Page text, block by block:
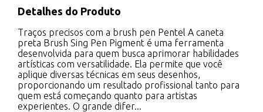
Detalhes do Produto
Traços precisos com a brush pen Pentel A caneta
preta Brush Sing Pen Pigment é uma ferramenta
desenvolvida para quem busca aprimorar habilidades
artísticas com versatilidade. Ela permite que você
aplique diversas técnicas em seus desenhos,
proporcionando um resultado profissional tanto para
quem está começando quanto para artistas
experientes. O grande difer...